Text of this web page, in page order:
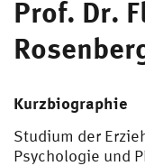
Prof. Dr.
Kurzbiographie
Studium der
Psychologie und